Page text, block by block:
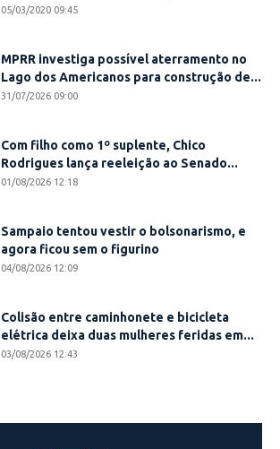
05/03/2020 09:45
MPRR investiga possível aterramento no
Lago dos Americanos para construção de...
31/07/2026 09:00
Com filho como 1º suplente, Chico
Rodrigues lança reeleição ao Senado...
01/08/2026 12:18
Sampaio tentou vestir o bolsonarismo, e
agora ficou sem o figurino
04/08/2026 12:09
Colisão entre caminhonete e bicicleta
elétrica deixa duas mulheres feridas em...
03/08/2026 12:43